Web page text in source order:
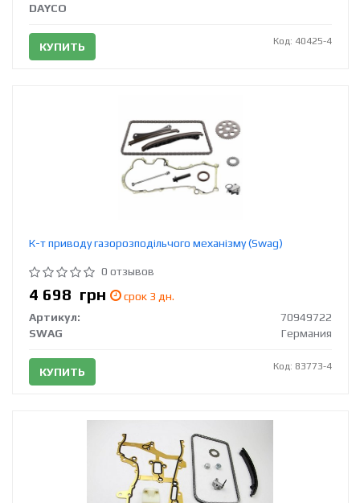
DAYCO
КУПИТЬ Код: 40425-4
К-т приводу газорозподільчого механізму (Swag)
0 отзывов
4 698 грн
срок 3 дн.
Артикул:
70949722
SWAG
Германия
КУПИТЬ Код: 83773-4